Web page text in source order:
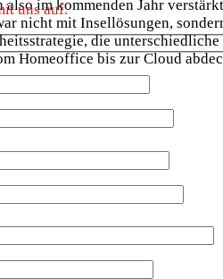
also im kommenden Jahr
nicht mit Insellösungen,
die unterschiedliche
Homeoffice bis zur Cloud
uns auf.